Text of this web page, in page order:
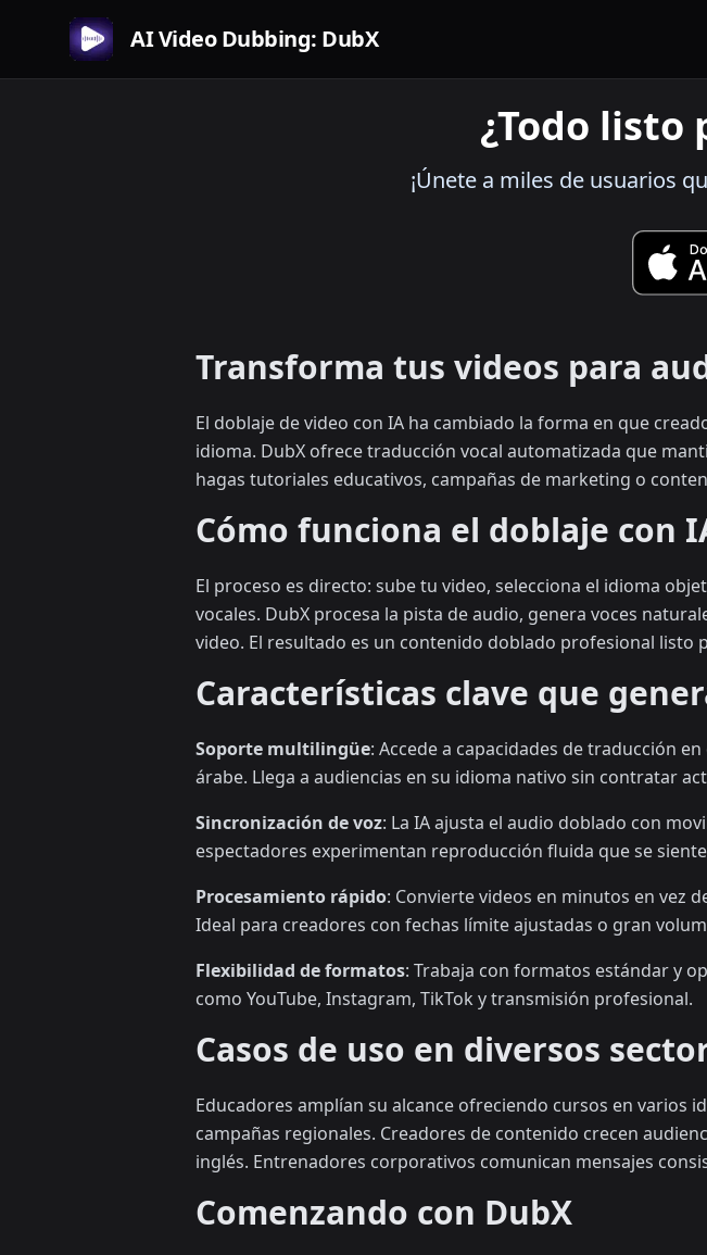
AI Video Dubbing: DubX
¿Todo listo
¡Únete a miles de usuarios
Transforma tus videos para
El doblaje de video con IA ha cambiado la forma en que
idioma. DubX ofrece traducción vocal automatizada que
hagas tutoriales educativos, campañas de marketing o
Cómo funciona el doblaje con
El proceso es directo: sube tu video, selecciona el idioma
vocales. DubX procesa la pista de audio, genera voces
video. El resultado es un contenido doblado profesional listo
Características clave que
Soporte multilingüe: Accede a capacidades de traducción
árabe. Llega a audiencias en su idioma nativo sin contratar
Sincronización de voz: La IA ajusta el audio doblado con
espectadores experimentan reproducción fluida que se
Procesamiento rápido: Convierte videos en minutos en vez
Ideal para creadores con fechas límite ajustadas o gran
Flexibilidad de formatos: Trabaja con formatos estándar y
como YouTube, Instagram, TikTok y transmisión profesional.
Casos de uso en diversos
Educadores amplían su alcance ofreciendo cursos en varios
campañas regionales. Creadores de contenido crecen
inglés. Entrenadores corporativos comunican mensajes
Comenzando con DubX